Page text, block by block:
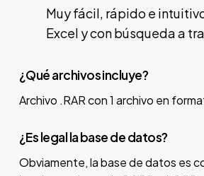
Muy fácil, rápido e
Excel y con búsqueda a
¿Qué archivos incluye?
Archivo .RAR con 1 archivo en
¿Es legal la base de datos?
Obviamente, la base de datos es